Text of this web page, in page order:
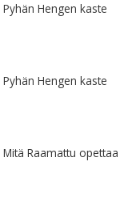
Pyhän Hengen kaste
Pyhän Hengen kaste
Mitä Raamattu opettaa